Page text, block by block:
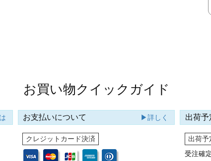
お買い物クイックガイド
お支払いについて ▶詳しく
クレジットカード決済
出荷予
出荷予
受注確